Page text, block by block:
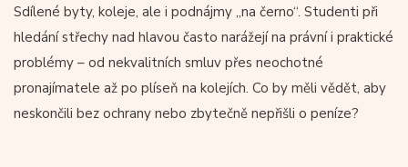
Sdílené byty, koleje, ale i podnájmy „na černo“. Studenti při
hledání střechy nad hlavou často narážejí na právní i praktické
problémy – od nekvalitních smluv přes neochotné
pronajímatele až po plíseň na kolejích. Co by měli vědět, aby
neskončili bez ochrany nebo zbytečně nepřišli o peníze?